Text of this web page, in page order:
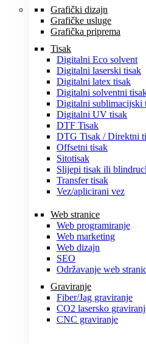
Grafički dizajn
Grafičke usluge
Grafička priprema
Tisak
Digitalni Eco solvent
Digitalni laserski tisak
Digitalni latex tisak
Digitalni solventni
Digitalni sublimacijski
Digitalni UV tisak
DTF Tisak
DTG Tisak / Direktni
Offsetni tisak
Sitotisak
Slijepi tisak ili
Transfer tisak
Vez/aplicirani vez
Web stranice
Web programiranje
Web marketing
Web dizajn
SEO
Održavanje web
Graviranje
Fiber/Jag graviranje
CO2 lasersko
CNC graviranje